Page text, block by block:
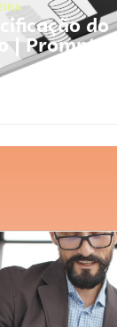
do
| Prompts